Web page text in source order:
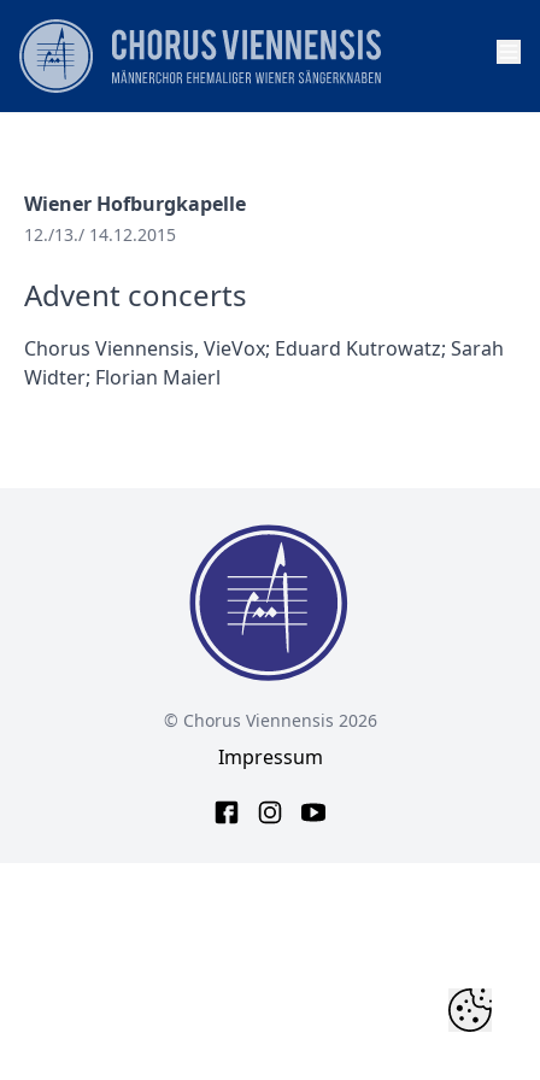
Wiener Hofburgkapelle
12./13./ 14.12.2015
Advent concerts
Chorus Viennensis, VieVox; Eduard Kutrowatz; Sarah
Widter; Florian Maierl
© Chorus Viennensis 2026
Impressum